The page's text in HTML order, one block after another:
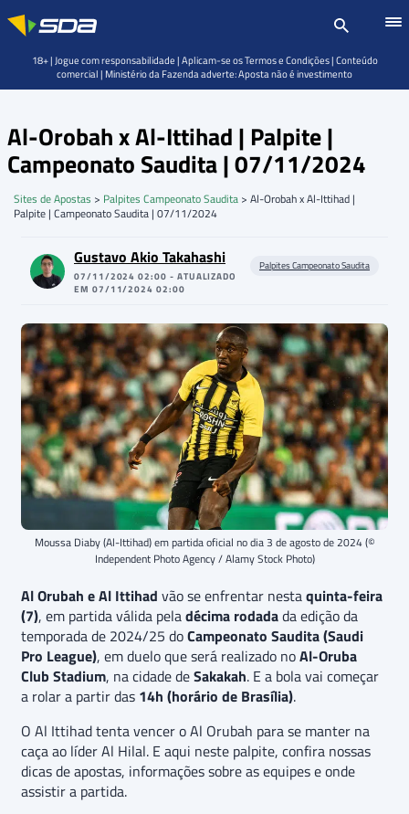
Al-Orobah x Al-Ittihad | Palpite |
Campeonato Saudita | 07/11/2024
Sites de Apostas > Palpites Campeonato Saudita > Al-Orobah x Al-Ittihad |
Palpite | Campeonato Saudita | 07/11/2024
Gustavo Akio Takahashi
07/11/2024 02:00 - ATUALIZADO
EM 07/11/2024 02:00
Palpites Campeonato Saudita
Moussa Diaby (Al-Ittihad) em partida oficial no dia 3 de agosto de 2024 (©
Independent Photo Agency / Alamy Stock Photo)
Al Orubah e Al Ittihad vão se enfrentar nestaquinta-feira
(7), em partida válida peladécima rodadada edição da
temporada de 2024/25 doCampeonato Saudita (Saudi
Pro League), em duelo que será realizado noAl-Oruba
Club Stadium, na cidade deSakakah. E a bola vai começar
a rolar a partir das 14h (horário de Brasília).
O Al Ittihad tenta vencer o Al Orubah para se manter na
caça ao líder Al Hilal. E aqui neste palpite, confira nossas
dicas de apostas, informações sobre as equipes e onde
assistir a partida.
18+ | Jogue com responsabilidade | Aplicam-se os Termos e Condições | Conteúdo
comercial | Ministério da Fazenda adverte: Aposta não é investimento